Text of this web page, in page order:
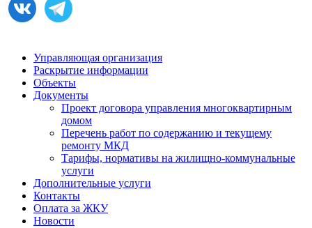
Управляющая организация
Раскрытие информации
Объекты
Документы
Проект договора управления многоквартирным
домом
Перечень работ по содержанию и текущему
ремонту МКД
Тарифы, нормативы на жилищно-коммунальные
услуги
Дополнительные услуги
Контакты
Оплата за ЖКУ
Новости